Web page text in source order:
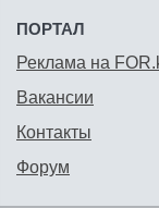
ПОРТАЛ
Реклама на
Вакансии
Контакты
Форум